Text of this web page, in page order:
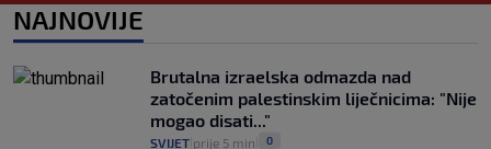
8
Evo aktualnih cijena i nekoliko savjeta
da prođe što lakše i jeftinije
0
NAJNOVIJE
Brutalna izraelska odmazda nad
zatočenim palestinskim liječnicima: "Nije
mogao disati..."
SVIJET prije 5 min 0